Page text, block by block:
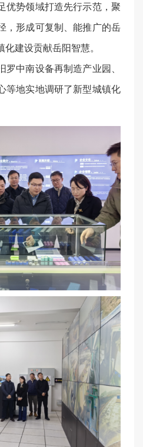
优势领域打造先行示范，聚
，形成可复制、能推广的岳
建设贡献岳阳智慧。
中南设备再制造产业园、
等地实地调研了新型城镇化